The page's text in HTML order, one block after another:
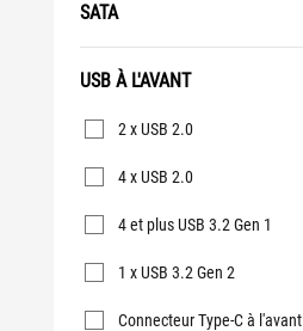
SATA
USB À L'AVANT
USB à
l'avant2 x USB 2.0
4 x USB 2.0
4 et plus USB 3.2 Gen 1
1 x USB 3.2 Gen 2
Connecteur Type-C à l'avant